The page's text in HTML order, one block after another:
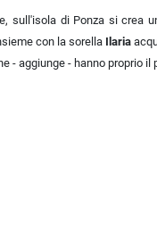
di Ponza si crea
con la sorella Ilaria
- aggiunge - hanno proprio il